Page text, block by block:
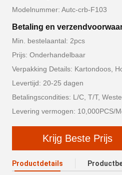
Modelnummer: Autc-crb-F103
Betaling en
Min. bestelaantal: 2pcs
Prijs: Onderhandelbaar
Verpakking Details: Kartondoos,
Levertijd: 20-25 dagen
Betalingscondities: L/C, T/T,
Levering vermogen: 10,000PCS/
Krijg Beste Prijs
Productdetails